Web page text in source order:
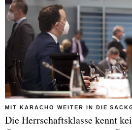
MIT KARACHO WEITER IN DIE
Die Herrschaftsklasse kennt